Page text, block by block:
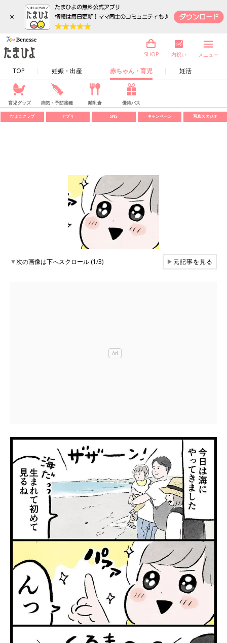
×
TOP 妊娠・出産 赤ちゃん・育児 妊活
SHOP 内祝い メニュー
育児グッズ 病気・予防接種 離乳食 優待パス
ひよこクラブ アプリ SNS キャンペーン 写真スタジオ
▼次の画像は下へスクロール (1/3) ▶元記事を見る